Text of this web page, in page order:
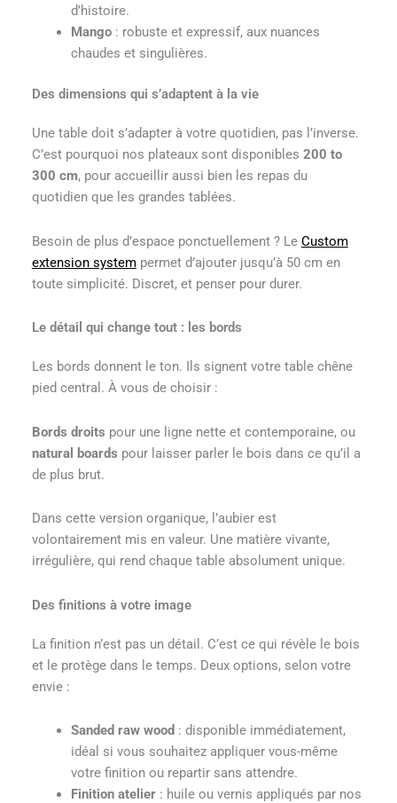
d’histoire.
Mango: robuste et expressif, aux nuances
chaudes et singulières.
Des dimensions qui s’adaptent à la vie
Une table doit s’adapter à votre quotidien, pas l’inverse.
C’est pourquoi nos plateaux sont disponibles 200 to
300 cm, pour accueillir aussi bien les repas du
quotidien que les grandes tablées.
Besoin de plus d’espace ponctuellement ? Le Custom
extension systempermet d’ajouter jusqu’à 50 cm en
toute simplicité. Discret, et penser pour durer.
Le détail qui change tout : les bords
Les bords donnent le ton. Ils signent votre table chêne
pied central. À vous de choisir :
Bords droits pour une ligne nette et contemporaine, ou
natural boards pour laisser parler le bois dans ce qu’il a
de plus brut.
Dans cette version organique, l’aubier est
volontairement mis en valeur. Une matière vivante,
irrégulière, qui rend chaque table absolument unique.
Des finitions à votre image
La finition n’est pas un détail. C’est ce qui révèle le bois
et le protège dans le temps. Deux options, selon votre
envie :
Sanded raw wood : disponible immédiatement,
idéal si vous souhaitez appliquer vous-même
votre finition ou repartir sans attendre.
Finition atelier: huile ou vernis appliqués par nos